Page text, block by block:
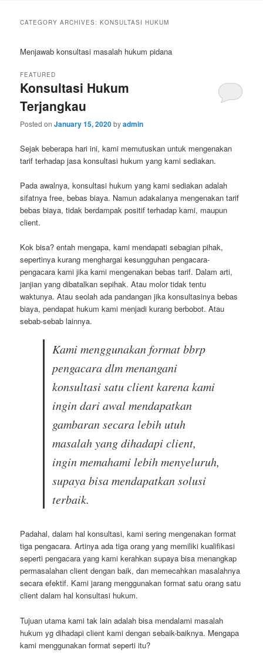
CATEGORY ARCHIVES:KONSULTASI HUKUM
Menjawab konsultasi masalah hukum pidana
Konsultasi Hukum
Terjangkau
FEATURED
Posted onJanuary 15, 2020byadmin
Sejak beberapa hari ini, kami memutuskan untuk mengenakan
tarif terhadap jasa konsultasi hukum yang kami sediakan.
Pada awalnya, konsultasi hukum yang kami sediakan adalah
sifatnya free, bebas biaya. Namun adakalanya mengenakan tarif
bebas biaya, tidak berdampak positif terhadap kami, maupun
client.
Kok bisa? entah mengapa, kami mendapati sebagian pihak,
sepertinya kurang menghargai kesungguhan pengacara-
pengacara kami jika kami mengenakan bebas tarif. Dalam arti,
janjian yang dibatalkan sepihak. Atau molor tidak tentu
waktunya. Atau seolah ada pandangan jika konsultasinya bebas
biaya, pendapat hukum kami menjadi kurang berbobot. Atau
sebab-sebab lainnya.
Kami menggunakan format bbrp
pengacara dlm menangani
konsultasi satu client karena kami
ingin dari awal mendapatkan
gambaran secara lebih utuh
masalah yang dihadapi client,
ingin memahami lebih menyeluruh,
supaya bisa mendapatkan solusi
terbaik.
Padahal, dalam hal konsultasi, kami sering mengenakan format
tiga pengacara. Artinya ada tiga orang yang memiliki kualifikasi
seperti pengacara yang kami kerahkan supaya bisa menangkap
permasalahan client dengan baik, dan memecahkan masalahnya
secara efektif. Kami jarang menggunakan format satu orang satu
client dalam hal konsultasi hukum.
Tujuan utama kami tak lain adalah bisa mendalami masalah
hukum yg dihadapi client kami dengan sebaik-baiknya. Mengapa
kami menggunakan format seperti itu?